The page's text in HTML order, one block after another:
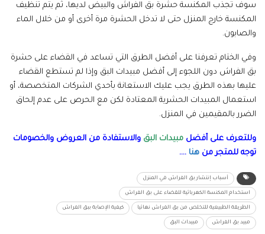
سوف تجذب المكنسة حشرة بق الفراش والبيض لديها، ثم يتم تنظيف
المكنسة خارج المنزل حتى لا تدخل الحشرة مرة أخرى أو من خلال الماء
والصابون.
وفي الختام تعرفنا على أفضل الطرق التي تساعد في القضاء على حشرة
بق الفراش دون اللجوء إلى أفضل مبيدات البق وإذا لم تستطع القضاء
عليها بهذه الطرق يجب عليك الاستعانة بأحدي الشركات المتخصصة، أو
استعمال المبيدات الحشرية المعتادة لكن مع الحرص على عدم إلحاق
الضرر بالمقيمين في المنزل.
وللتعرف على أفضل مبيدات البق والاستفادة من العروض والخصومات
توجه للمتجر من هنا ….
أسباب إنتشار بق الفراش في المنزل
استخدام المكنسة الكهربائية للقضاء على بق الفراش
الطريقة الطبيعية للتخلص من بق الفراش نهائيا كيفية الإصابة ببق الفراش
مبيد بق الفراش مبيدات البق